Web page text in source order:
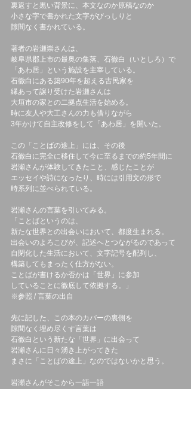
裏返すと黒い背景に、本文なのか原稿なのか
小さな字で書かれた文字がびっしりと
隙間なく書かれている。
著者の岩瀬崇さんは、
岐阜県郡上市の最奥の集落、石徹白（いとしろ）で
「あわ居」という施設を主宰している。
石徹白にある築90年を超える古民家を
縁あって譲り受けた岩瀬さんは
大垣市の家との二拠点生活を始める。
時に友人や大工さんの力も借りながら
3年かけて自主改修をして「あわ居」を開いた。
この「ことばの途上」には、その後
石徹白に完全に移住して今に至るまでの約5年間に
岩瀬さんが体験してきたこと、感じたことが
エッセイや詩になったり、時には引用文の形で
時系列に並べられている。
岩瀬さんの言葉を引いてみる。
「ことばというのは、
新たな世界との出会いにおいて、都度生まれる。
出会いのよろこびが、記述へとつながるのであって
自閉化した生活において、文字記号を配列し、
構築してもまったく仕方がない。
ことばが書けるか否かは「世界」に参加
していることに徹底して依拠する。」
※参照 / 言葉の出自
先に記した、この本のカバーの裏側を
隙間なく埋め尽くす言葉は
石徹白という新たな「世界」に出会って
岩瀬さんに日々湧き上がってきた
まさに「ことばの途上」なのではないかと思う。
岩瀬さんがそこから一語一語